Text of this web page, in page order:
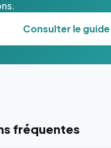
Consulter le guide
fréquentes